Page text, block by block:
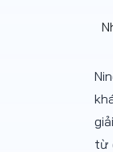
từ